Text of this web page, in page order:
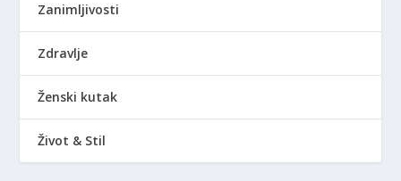
Zanimljivosti
Zdravlje
Ženski kutak
Život & Stil